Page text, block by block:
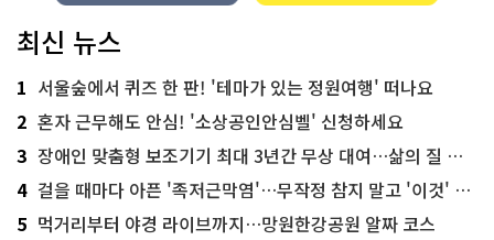
최신 뉴스
1 서울숲에서 퀴즈 한 판! '테마가 있는 정원여행' 떠나요
2 혼자 근무해도 안심! '소상공인안심벨' 신청하세요
3 장애인 맞춤형 보조기기 최대 3년간 무상 대여…삶의 질 높인다
4 걸을 때마다 아픈 '족저근막염'…무작정 참지 말고 '이것' 해보세요!
5 먹거리부터 야경 라이브까지…망원한강공원 알짜 코스